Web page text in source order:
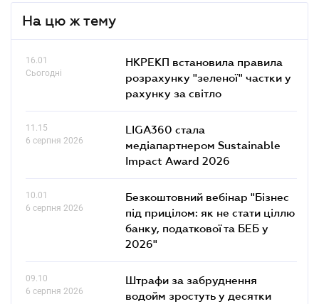
На цю ж тему
16.01
Сьогодні
НКРЕКП встановила правила
розрахунку "зеленої" частки у
рахунку за світло
11.15
6 серпня 2026
LIGA360 стала
медіапартнером Sustainable
Impact Award 2026
10.01
6 серпня 2026
Безкоштовний вебінар "Бізнес
під прицілом: як не стати ціллю
банку, податкової та БЕБ у
2026"
09.10
6 серпня 2026
Штрафи за забруднення
водойм зростуть у десятки